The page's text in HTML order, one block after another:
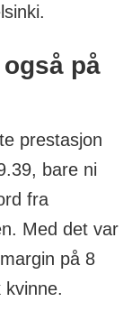
på
prestasjon
bare ni
fra
Med det var
på 8